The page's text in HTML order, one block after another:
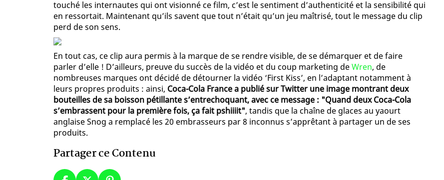
touché les internautes qui ont visionné ce film, c’est le sentiment d’authenticité et la sensibilité qui
en ressortait. Maintenant qu’ils savent que tout n’était qu’un jeu maîtrisé, tout le message du clip
perd de son sens.
En tout cas, ce clip aura permis à la marque de se rendre visible, de se démarquer et de faire
parler d’elle ! D’ailleurs, preuve du succès de la vidéo et du coup marketing deWren, de
nombreuses marques ont décidé de détourner la vidéo ‘First Kiss’, en l’adaptant notamment à
leurs propres produits : ainsi, Coca-Cola France a publié sur Twitter une image montrant deux
bouteilles de sa boisson pétillante s’entrechoquant, avec ce message : "Quand deux Coca-Cola
s’embrassent pour la première fois, ça fait pshiiiit", tandis que la chaîne de glaces au yaourt
anglaise Snog a remplacé les 20 embrasseurs par 8 inconnus s’apprêtant à partager un de ses
produits.
Partager ce Contenu